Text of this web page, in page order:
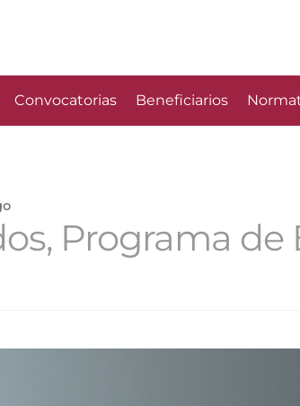
Convocatorias Beneficiarios
Programa de